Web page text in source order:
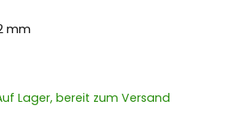
mm
auf Lager, bereit zum Versand